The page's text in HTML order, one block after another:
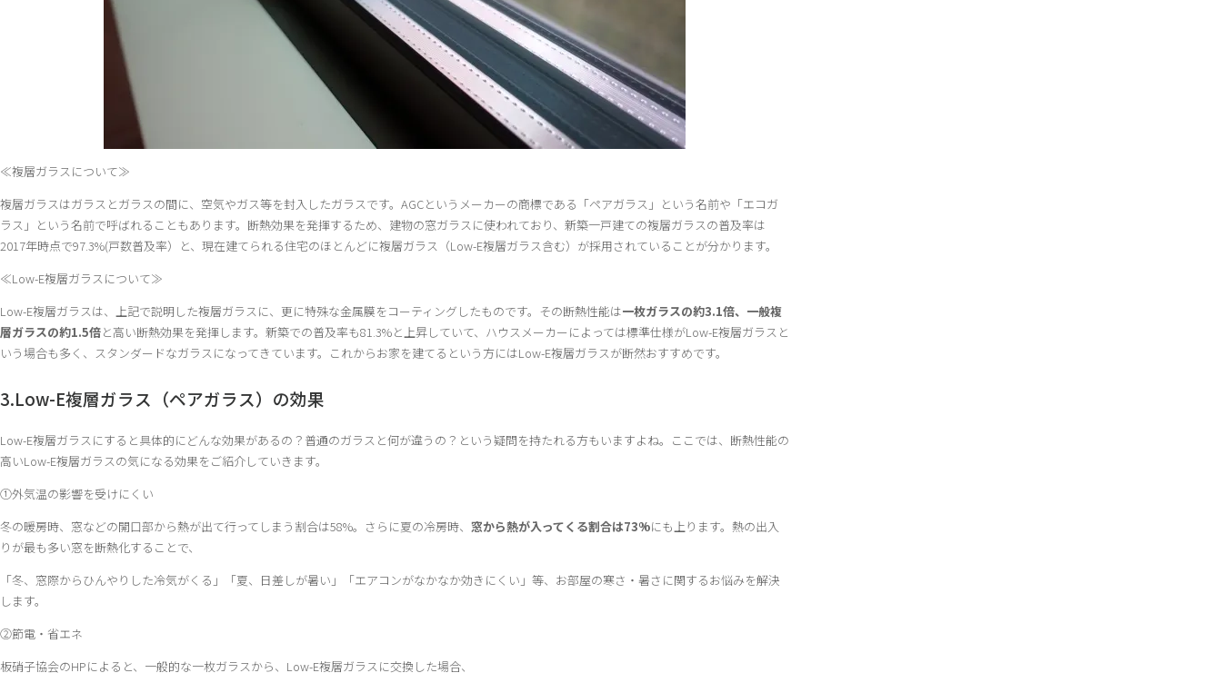
≪複層ガラスについて≫
複層ガラスはガラスとガラスの間に、空気やガス等を封入したガラスです。AGCというメーカーの商標である「ペアガラス」という名前や「エコガ
ラス」という名前で呼ばれることもあります。断熱効果を発揮するため、建物の窓ガラスに使われており、新築一戸建ての複層ガラスの普及率は
2017年時点で97.3%(戸数普及率）と、現在建てられる住宅のほとんどに複層ガラス（Low-E複層ガラス含む）が採用されていることが分かります。
≪Low-E複層ガラスについて≫
Low-E複層ガラスは、上記で説明した複層ガラスに、更に特殊な金属膜をコーティングしたものです。その断熱性能は一枚ガラスの約3.1倍、一般複
層ガラスの約1.5倍と高い断熱効果を発揮します。新築での普及率も81.3%と上昇していて、ハウスメーカーによっては標準仕様がLow-E複層ガラスと
いう場合も多く、スタンダードなガラスになってきています。これからお家を建てるという方にはLow-E複層ガラスが断然おすすめです。
3.Low-E複層ガラス（ペアガラス）の効果
Low-E複層ガラスにすると具体的にどんな効果があるの？普通のガラスと何が違うの？という疑問を持たれる方もいますよね。ここでは、断熱性能の
高いLow-E複層ガラスの気になる効果をご紹介していきます。
①外気温の影響を受けにくい
冬の暖房時、窓などの開口部から熱が出て行ってしまう割合は58%。さらに夏の冷房時、 窓から熱が入ってくる割合は73%にも上ります。熱の出入
りが最も多い窓を断熱化することで、
「冬、窓際からひんやりした冷気がくる」「夏、日差しが暑い」「エアコンがなかなか効きにくい」等、お部屋の寒さ・暑さに関するお悩みを解決
します。
②節電・省エネ
板硝子協会のHPによると、一般的な一枚ガラスから、Low-E複層ガラスに交換した場合、